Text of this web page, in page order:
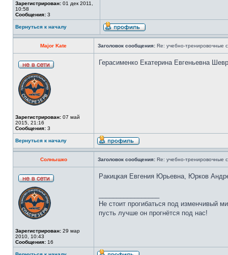
Зарегистрирован: 01 дек 2011,
10:58
Сообщения: 3
Вернуться к началу
Major Kate Заголовок сообщения: Re: учебно-тренировочные
Зарегистрирован: 07 май
2015, 21:16
Сообщения: 3
Герасименко Екатерина Евгеньевна
Вернуться к началу
Солнышко Заголовок сообщения: Re: учебно-тренировочные
Зарегистрирован: 29 мар
2010, 10:43
Сообщения: 16
Ракицкая Евгения Юрьевна, Юрков
Не стоит прогибаться под изменчивый
пусть лучше он прогнётся под нас!